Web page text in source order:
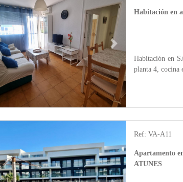
Next
Habitación en
Habitación en
planta 4, cocina
Ref: VA-A11
Apartamento
ATUNES